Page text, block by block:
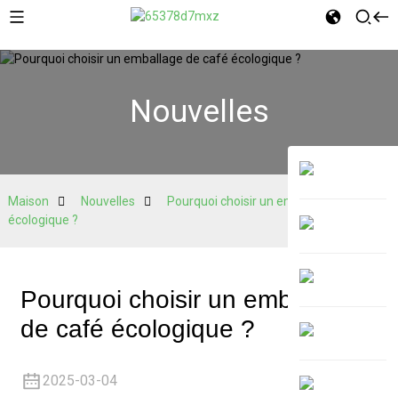
Nouvelles
Maison Nouvelles
Pourquoi choisir un emballage de café
écologique ?
Pourquoi choisir un emballage
de café écologique ?
2025-03-04